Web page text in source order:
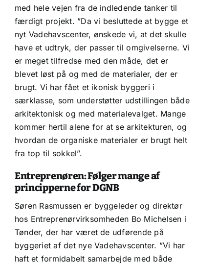
med hele vejen fra de indledende tanker til
færdigt projekt. ”Da vi besluttede at bygge et
nyt Vadehavscenter, ønskede vi, at det skulle
have et udtryk, der passer til omgivelserne. Vi
er meget tilfredse med den måde, det er
blevet løst på og med de materialer, der er
brugt. Vi har fået et ikonisk byggeri i
særklasse, som understøtter udstillingen både
arkitektonisk og med materialevalget. Mange
kommer hertil alene for at se arkitekturen, og
hvordan de organiske materialer er brugt helt
fra top til sokkel”.
Entreprenøren: Følger mange af
principperne for DGNB
Søren Rasmussen er byggeleder og direktør
hos Entreprenørvirksomheden Bo Michelsen i
Tønder, der har været de udførende på
byggeriet af det nye Vadehavscenter. ”Vi har
haft et formidabelt samarbejde med både